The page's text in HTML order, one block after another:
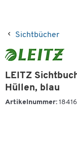
Sichtbücher
LEITZ
Hüllen, blau
Artikelnummer: